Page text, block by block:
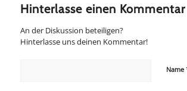
Hinterlasse einen Kommentar
An der Diskussion beteiligen?
Hinterlasse uns deinen Kommentar!
Name